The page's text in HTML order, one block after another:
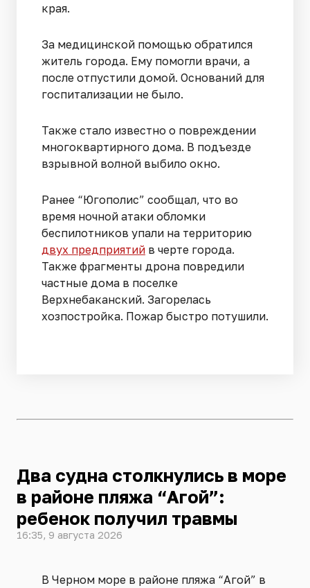
края.
За медицинской помощью обратился
житель города. Ему помогли врачи, а
после отпустили домой. Оснований для
госпитализации не было.
Также стало известно о повреждении
многоквартирного дома. В подъезде
взрывной волной выбило окно.
Ранее “Югополис” сообщал, что во
время ночной атаки обломки
беспилотников упали на территорию
двух предприятий в черте города.
Также фрагменты дрона повредили
частные дома в поселке
Верхнебаканский. Загорелась
хозпостройка. Пожар быстро потушили.
Два судна столкнулись в море
в районе пляжа “Агой”:
ребенок получил травмы
16:35, 9 августа 2026
В Черном море в районе пляжа “Агой” в